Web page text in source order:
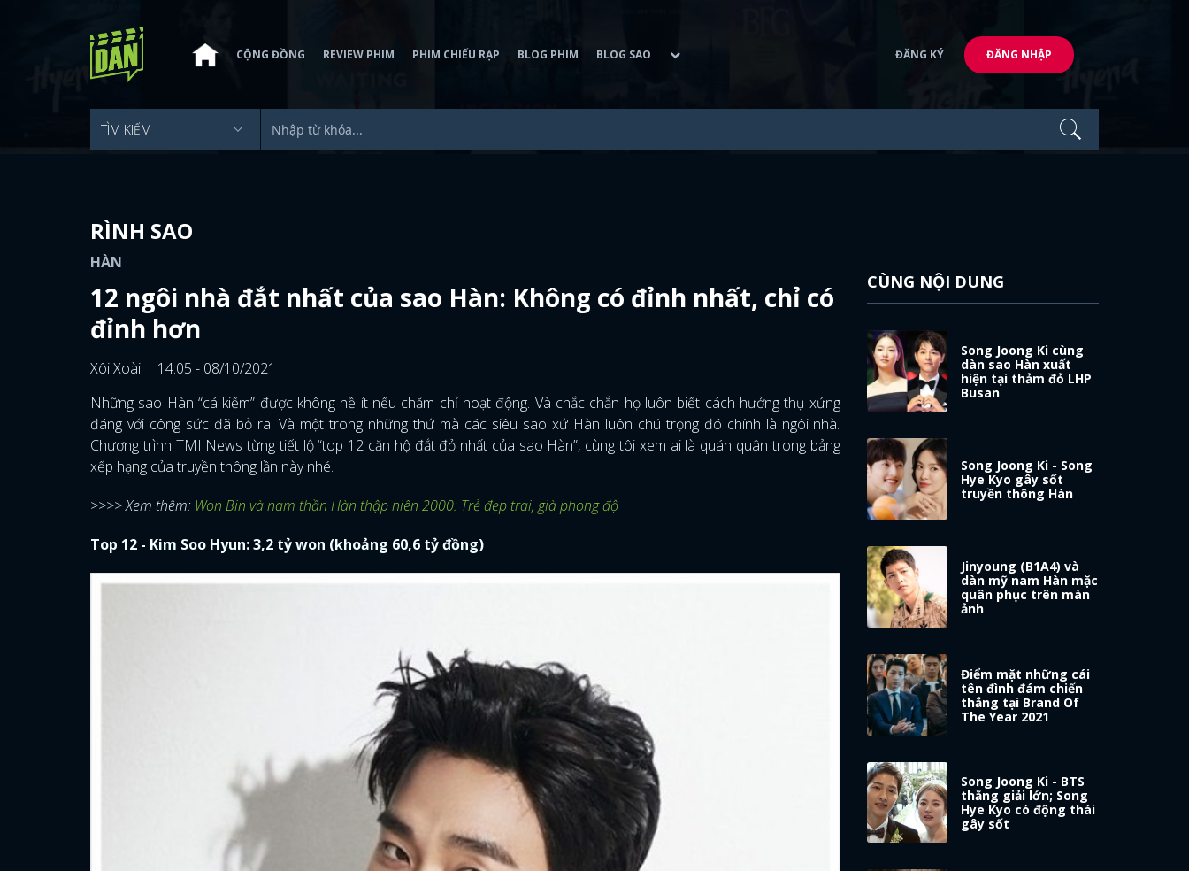
CỘNG ĐỒNG REVIEW PHIM PHIM CHIẾU RẠP BLOG PHIM BLOG SAO ĐĂNG KÝ ĐĂNG NHẬP
RÌNH SAO
HÀN
12 ngôi nhà đắt nhất của sao Hàn: Không có đỉnh nhất, chỉ có
đỉnh hơn
Xôi Xoài
14:05 - 08/10/2021
Những sao Hàn “cá kiếm” được không hề ít nếu chăm chỉ hoạt động. Và chắc chắn họ luôn biết cách hưởng thụ xứng
đáng với công sức đã bỏ ra. Và một trong những thứ mà các siêu sao xứ Hàn luôn chú trọng đó chính là ngôi nhà.
Chương trình TMI News từng tiết lộ “top 12 căn hộ đắt đỏ nhất của sao Hàn”, cùng tôi xem ai là quán quân trong bảng
xếp hạng của truyền thông lần này nhé.
>>>> Xem thêm: Won Bin và nam thần Hàn thập niên 2000: Trẻ đẹp trai, già phong độ
Top 12 - Kim Soo Hyun: 3,2 tỷ won (khoảng 60,6 tỷ đồng)
CÙNG NỘI DUNG
Song Joong Ki cùng
dàn sao Hàn xuất
hiện tại thảm đỏ LHP
Busan
Song Joong Ki - Song
Hye Kyo gây sốt
truyền thông Hàn
Jinyoung (B1A4) và
dàn mỹ nam Hàn mặc
quân phục trên màn
ảnh
Điểm mặt những cái
tên đình đám chiến
thắng tại Brand Of
The Year 2021
Song Joong Ki - BTS
thắng giải lớn; Song
Hye Kyo có động thái
gây sốt